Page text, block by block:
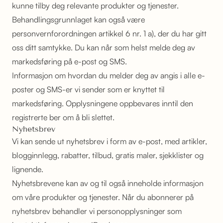
kunne tilby deg relevante produkter og tjenester.
Behandlingsgrunnlaget kan også være
personvernforordningen artikkel 6 nr. 1 a), der du har gitt
oss ditt samtykke. Du kan når som helst melde deg av
markedsføring på e-post og SMS.
Informasjon om hvordan du melder deg av angis i alle e-
poster og SMS-er vi sender som er knyttet til
markedsføring. Opplysningene oppbevares inntil den
registrerte ber om å bli slettet.
Nyhetsbrev
Vi kan sende ut nyhetsbrev i form av e-post, med artikler,
blogginnlegg, rabatter, tilbud, gratis maler, sjekklister og
lignende.
Nyhetsbrevene kan av og til også inneholde informasjon
om våre produkter og tjenester. Når du abonnerer på
nyhetsbrev behandler vi personopplysninger som